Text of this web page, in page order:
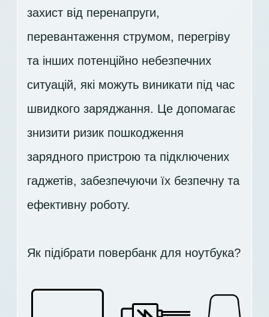
захист від перенапруги,
перевантаження струмом, перегріву
та інших потенційно небезпечних
ситуацій, які можуть виникати під час
швидкого заряджання. Це допомагає
знизити ризик пошкодження
зарядного пристрою та підключених
гаджетів, забезпечуючи їх безпечну та
ефективну роботу.
Як підібрати повербанк для ноутбука?